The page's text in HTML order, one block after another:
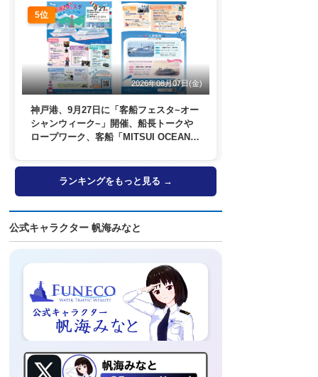
5位
2026年08月07日(金)
神戸港、9月27日に「客船フェスタ~オー
シャンウィーク~」開催、船長トークや
ロープワーク、客船「MITSUI OCEAN
ランキングをもっと見る →
公式キャラクター 帆海みなと